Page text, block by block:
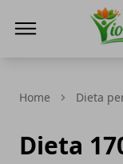
Home Dieta
Dieta